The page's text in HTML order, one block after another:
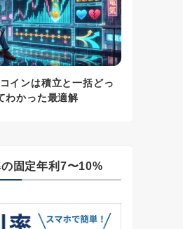
インは積立と一括どっ
わかった最適解
固定年利7〜10%